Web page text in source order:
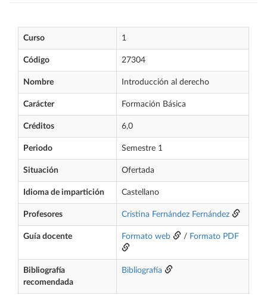
Curso 1
Código 27304
Nombre Introducción al derecho
Carácter Formación Básica
Créditos 6,0
Periodo Semestre 1
Situación Ofertada
Idioma de impartición Castellano
Profesores Cristina Fernández Fernández
Guía docente Formato web / Formato PDF
Bibliografía
recomendada
Bibliografía